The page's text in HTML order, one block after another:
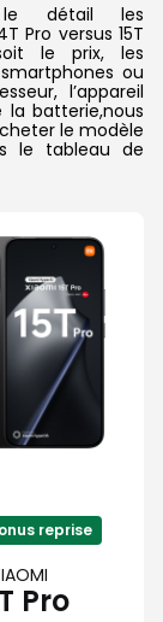
le détail les
Pro versus 15T
le prix, les
ou
l’appareil
batterie,nous
le modèle
le tableau de
reprise
Pro